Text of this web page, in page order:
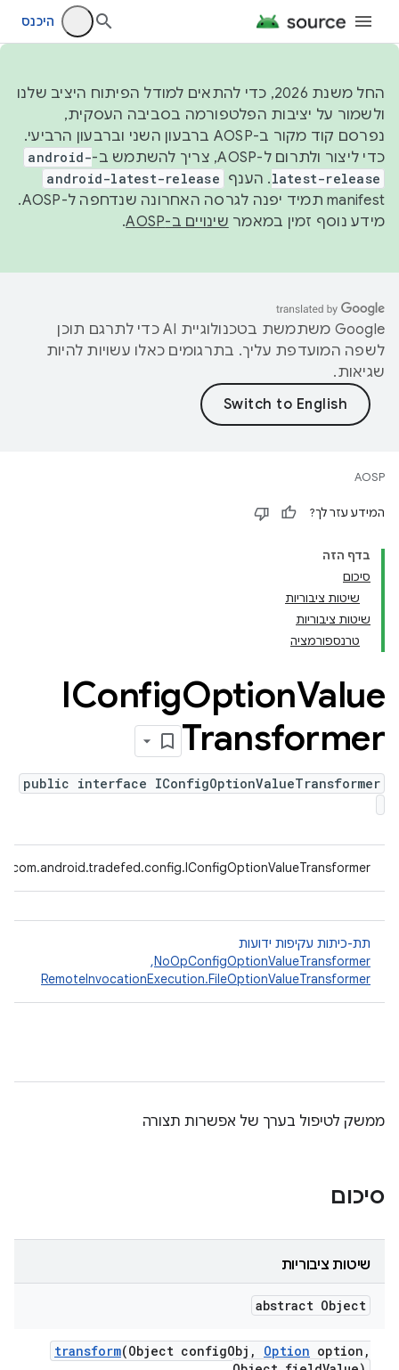
היכנס
החל משנת 2026, כדי להתאים למודל הפיתוח היציב שלנו
ולשמור על יציבות הפלטפורמה בסביבה העסקית,
נפרסם קוד מקור ב-AOSP ברבעון השני וברבעון הרביעי.
כדי ליצור ולתרום ל-AOSP, צריך להשתמש ב-
android-
latest-release. הענף android-latest-release
manifest תמיד יפנה לגרסה האחרונה שנדחפה ל-AOSP.
מידע נוסף זמין במאמר שינויים ב-AOSP .
‫Google משתמשת בטכנולוגיית AI כדי לתרגם תוכן
לשפה המועדפת עליך. בתרגומים כאלו עשויות להיות
שגיאות.
AOSP
המידע עזר לך?
בדף הזה
סיכום
שיטות ציבוריות
שיטות ציבוריות
טרנספורמציה
IConfigOptionValue
Transformer
public interface IConfigOptionValueTransformer
com.android.tradefed.config.IConfigOptionValueTransformer
תת-כיתות עקיפות ידועות
NoOpConfigOptionValueTransformer
, ‏
RemoteInvocationExecution.FileOptionValueTransformer
ממשק לטיפול בערך של אפשרות תצורה
סיכום
שיטות ציבוריות
abstract Object
transform(Object configObj , Option option ,